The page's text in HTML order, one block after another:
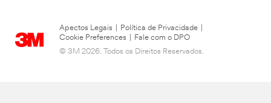
Apectos Legais Política de Privacidade
Cookie Preferences
Fale com o DPO
© 3M 2026. Todos os Direitos Reservados.